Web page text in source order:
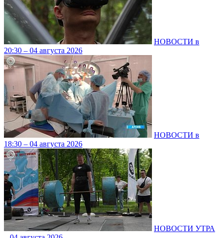
НОВОСТИ в
20:30 – 04 августа 2026
НОВОСТИ в
18:30 – 04 августа 2026
НОВОСТИ УТРА